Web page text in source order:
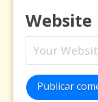
Website
Publicar